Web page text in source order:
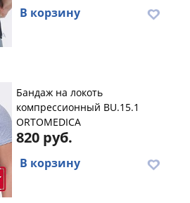
В корзину
Бандаж на локоть
компрессионный BU.15.1
ORTOMEDICA
820 руб.
В корзину